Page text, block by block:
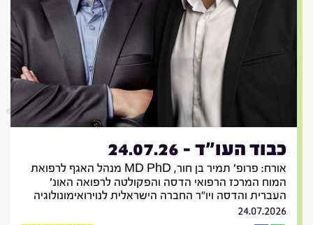
כבוד העו"ד - 24.07.26
אורח: פרופ' תמיר בן חור, MD PhD מנהל האגף לרפואת
המוח המרכז הרפואי הדסה והפקולטה לרפואה האונ'
העברית והדסה ויו"ר החברה הישראלית לנוירואימונולוגיה
24.07.2026